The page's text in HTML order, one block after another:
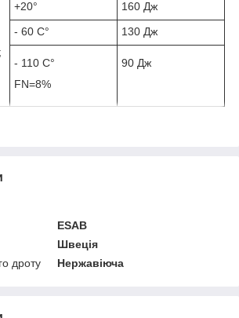
+20°
160 Дж
- 60 С°
130 Дж
- 110 С°
FN=8%
90 Дж
ESAB
Швеція
дроту
Нержавіюча